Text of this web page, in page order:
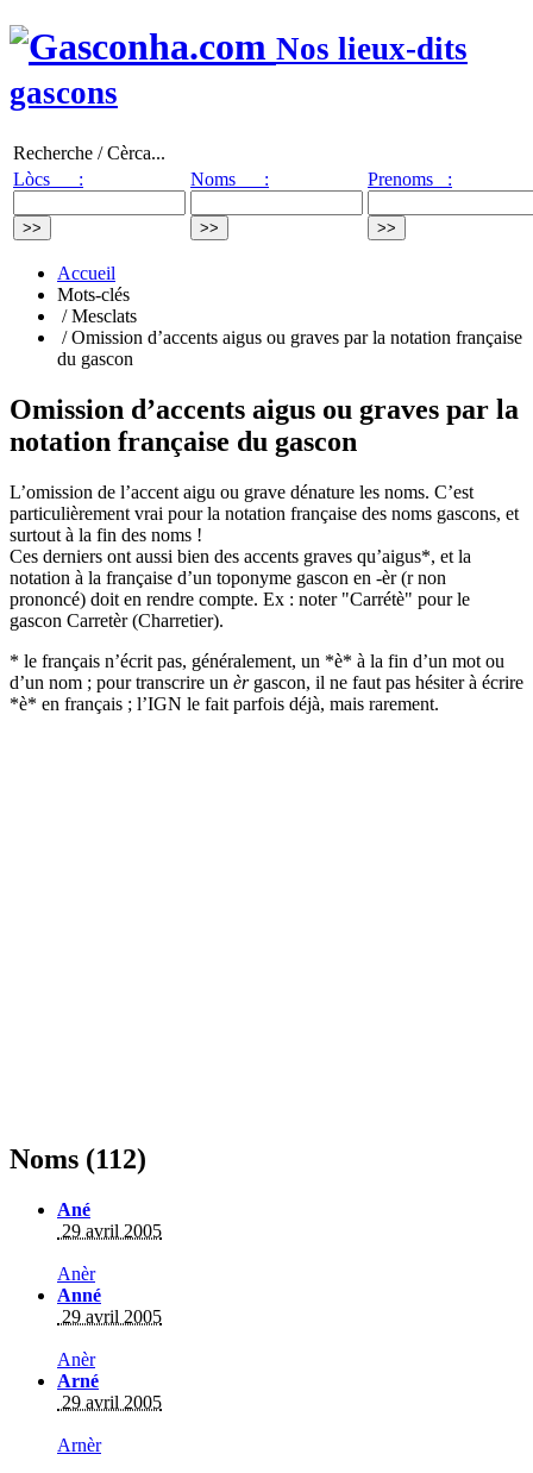
Nos lieux-dits
gascons
Recherche / Cèrca...
Lòcs :
Noms : Prenoms :
Accueil
Mots-clés
/ Mesclats
/ Omission d’accents aigus ou graves par la notation française
du gascon
Omission d’accents aigus ou graves par la
notation française du gascon
L’omission de l’accent aigu ou grave dénature les noms. C’est
particulièrement vrai pour la notation française des noms gascons, et
surtout à la fin des noms !
Ces derniers ont aussi bien des accents graves qu’aigus*, et la
notation à la française d’un toponyme gascon en -èr (r non
prononcé) doit en rendre compte. Ex : noter "Carrétè" pour le
gascon Carretèr (Charretier).
* le français n’écrit pas, généralement, un *è* à la fin d’un mot ou
d’un nom ; pour transcrire un èrgascon, il ne faut pas hésiter à écrire
*è* en français ; l’IGN le fait parfois déjà, mais rarement.
Noms (112)
Ané
29 avril 2005
Anèr
Anné
29 avril 2005
Anèr
Arné
29 avril 2005
Arnèr